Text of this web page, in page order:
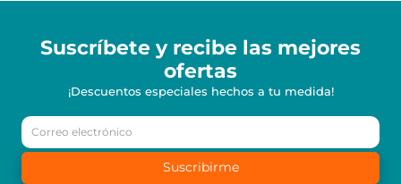
Suscríbete y recibe las mejores
ofertas
¡Descuentos especiales hechos a tu medida!
Suscribirme